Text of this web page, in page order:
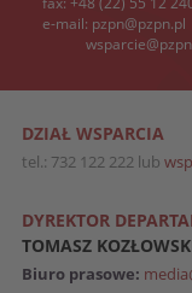
e-mail: pzpn@pzpn.pl
DZIAŁ WSPARCIA
tel.: 732 122 222 lub
DYREKTOR
TOMASZ
Biuro prasowe: